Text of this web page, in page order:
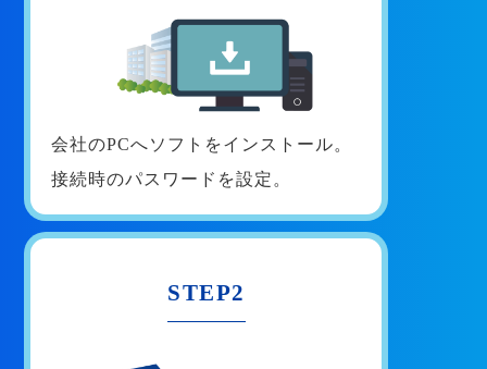
会社のPCへソフトをインストール。
接続時のパスワードを設定。
STEP2